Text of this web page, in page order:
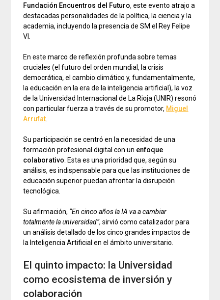
Fundación Encuentros del Futuro, este evento atrajo a
destacadas personalidades de la política, la ciencia y la
academia, incluyendo la presencia de SM el Rey Felipe
VI.
En este marco de reflexión profunda sobre temas
cruciales (el futuro del orden mundial, la crisis
democrática, el cambio climático y, fundamentalmente,
la educación en la era de la inteligencia artificial), la voz
de la Universidad Internacional de La Rioja (UNIR) resonó
con particular fuerza a través de su promotor, Miguel
Arrufat.
Su participación se centró en la necesidad de una
formación profesional digital con un enfoque
colaborativo. Esta es una prioridad que, según su
análisis, es indispensable para que las instituciones de
educación superior puedan afrontar la disrupción
tecnológica.
Su afirmación, “En cinco años la IA va a cambiar
totalmente la universidad”, sirvió como catalizador para
un análisis detallado de los cinco grandes impactos de
la Inteligencia Artificial en el ámbito universitario.
El quinto impacto: la Universidad
como ecosistema de inversión y
colaboración